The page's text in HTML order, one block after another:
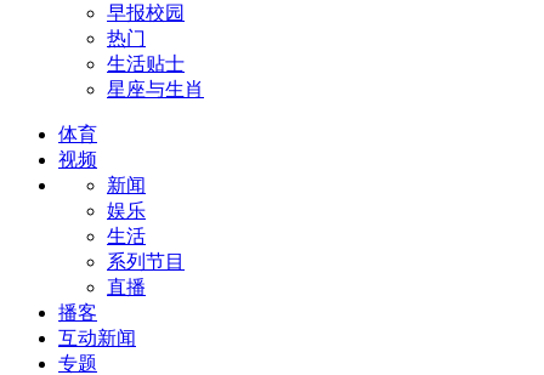
早报校园
热门
生活贴士
星座与生肖
体育
视频
新闻
娱乐
生活
系列节目
直播
播客
互动新闻
专题